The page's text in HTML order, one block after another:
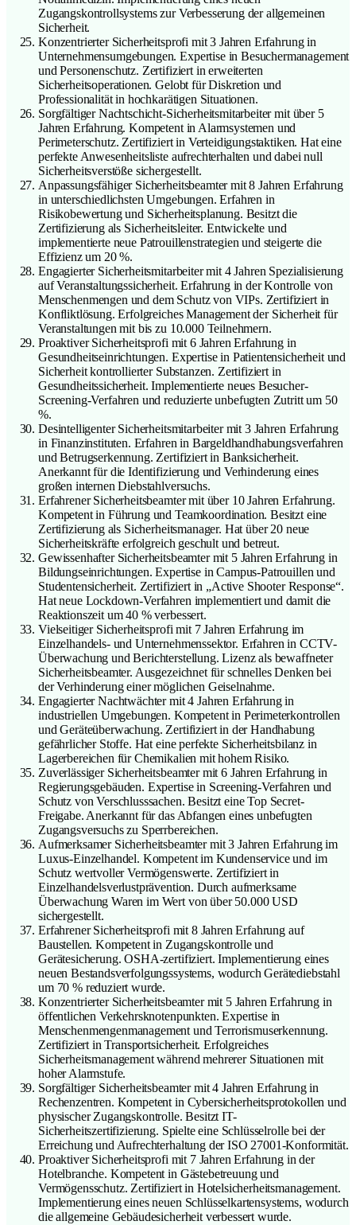
Zugangskontrollsystems zur Verbesserung der allgemeinen
Sicherheit.
Konzentrierter Sicherheitsprofi mit 3 Jahren Erfahrung in
Unternehmensumgebungen. Expertise in Besuchermanagement
und Personenschutz. Zertifiziert in erweiterten
Sicherheitsoperationen. Gelobt für Diskretion und
Professionalität in hochkarätigen Situationen.
Sorgfältiger Nachtschicht-Sicherheitsmitarbeiter mit über 5
Jahren Erfahrung. Kompetent in Alarmsystemen und
Perimeterschutz. Zertifiziert in Verteidigungstaktiken. Hat eine
perfekte Anwesenheitsliste aufrechterhalten und dabei null
Sicherheitsverstöße sichergestellt.
Anpassungsfähiger Sicherheitsbeamter mit 8 Jahren Erfahrung
in unterschiedlichsten Umgebungen. Erfahren in
Risikobewertung und Sicherheitsplanung. Besitzt die
Zertifizierung als Sicherheitsleiter. Entwickelte und
implementierte neue Patrouillenstrategien und steigerte die
Effizienz um 20 %.
Engagierter Sicherheitsmitarbeiter mit 4 Jahren Spezialisierung
auf Veranstaltungssicherheit. Erfahrung in der Kontrolle von
Menschenmengen und dem Schutz von VIPs. Zertifiziert in
Konfliktlösung. Erfolgreiches Management der Sicherheit für
Veranstaltungen mit bis zu 10.000 Teilnehmern.
Proaktiver Sicherheitsprofi mit 6 Jahren Erfahrung in
Gesundheitseinrichtungen. Expertise in Patientensicherheit und
Sicherheit kontrollierter Substanzen. Zertifiziert in
Gesundheitssicherheit. Implementierte neues Besucher-
Screening-Verfahren und reduzierte unbefugten Zutritt um 50
%.
Desintelligenter Sicherheitsmitarbeiter mit 3 Jahren Erfahrung
in Finanzinstituten. Erfahren in Bargeldhandhabungsverfahren
und Betrugserkennung. Zertifiziert in Banksicherheit.
Anerkannt für die Identifizierung und Verhinderung eines
großen internen Diebstahlversuchs.
Erfahrener Sicherheitsbeamter mit über 10 Jahren Erfahrung.
Kompetent in Führung und Teamkoordination. Besitzt eine
Zertifizierung als Sicherheitsmanager. Hat über 20 neue
Sicherheitskräfte erfolgreich geschult und betreut.
Gewissenhafter Sicherheitsbeamter mit 5 Jahren Erfahrung in
Bildungseinrichtungen. Expertise in Campus-Patrouillen und
Studentensicherheit. Zertifiziert in „Active Shooter Response“.
Hat neue Lockdown-Verfahren implementiert und damit die
Reaktionszeit um 40 % verbessert.
Vielseitiger Sicherheitsprofi mit 7 Jahren Erfahrung im
Einzelhandels- und Unternehmenssektor. Erfahren in CCTV-
Überwachung und Berichterstellung. Lizenz als bewaffneter
Sicherheitsbeamter. Ausgezeichnet für schnelles Denken bei
der Verhinderung einer möglichen Geiselnahme.
Engagierter Nachtwächter mit 4 Jahren Erfahrung in
industriellen Umgebungen. Kompetent in Perimeterkontrollen
und Geräteüberwachung. Zertifiziert in der Handhabung
gefährlicher Stoffe. Hat eine perfekte Sicherheitsbilanz in
Lagerbereichen für Chemikalien mit hohem Risiko.
Zuverlässiger Sicherheitsbeamter mit 6 Jahren Erfahrung in
Regierungsgebäuden. Expertise in Screening-Verfahren und
Schutz von Verschlusssachen. Besitzt eine Top Secret-
Freigabe. Anerkannt für das Abfangen eines unbefugten
Zugangsversuchs zu Sperrbereichen.
Aufmerksamer Sicherheitsbeamter mit 3 Jahren Erfahrung im
Luxus-Einzelhandel. Kompetent im Kundenservice und im
Schutz wertvoller Vermögenswerte. Zertifiziert in
Einzelhandelsverlustprävention. Durch aufmerksame
Überwachung Waren im Wert von über 50.000 USD
sichergestellt.
Erfahrener Sicherheitsprofi mit 8 Jahren Erfahrung auf
Baustellen. Kompetent in Zugangskontrolle und
Gerätesicherung. OSHA-zertifiziert. Implementierung eines
neuen Bestandsverfolgungssystems, wodurch Gerätediebstahl
um 70 % reduziert wurde.
Konzentrierter Sicherheitsbeamter mit 5 Jahren Erfahrung in
öffentlichen Verkehrsknotenpunkten. Expertise in
Menschenmengenmanagement und Terrorismuserkennung.
Zertifiziert in Transportsicherheit. Erfolgreiches
Sicherheitsmanagement während mehrerer Situationen mit
hoher Alarmstufe.
Sorgfältiger Sicherheitsbeamter mit 4 Jahren Erfahrung in
Rechenzentren. Kompetent in Cybersicherheitsprotokollen und
physischer Zugangskontrolle. Besitzt IT-
Sicherheitszertifizierung. Spielte eine Schlüsselrolle bei der
Erreichung und Aufrechterhaltung der ISO 27001-Konformität.
Proaktiver Sicherheitsprofi mit 7 Jahren Erfahrung in der
Hotelbranche. Kompetent in Gästebetreuung und
Vermögensschutz. Zertifiziert in Hotelsicherheitsmanagement.
Implementierung eines neuen Schlüsselkartensystems, wodurch
die allgemeine Gebäudesicherheit verbessert wurde.